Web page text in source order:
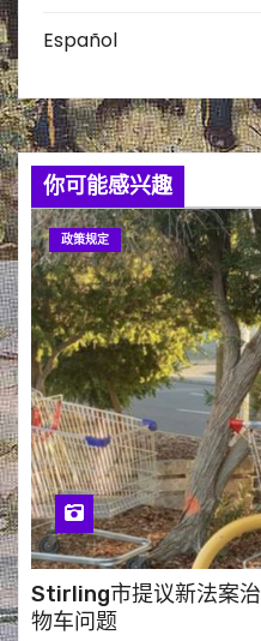
Español
你可能感兴趣
政策规定
Stirling市提议新法案
物车问题